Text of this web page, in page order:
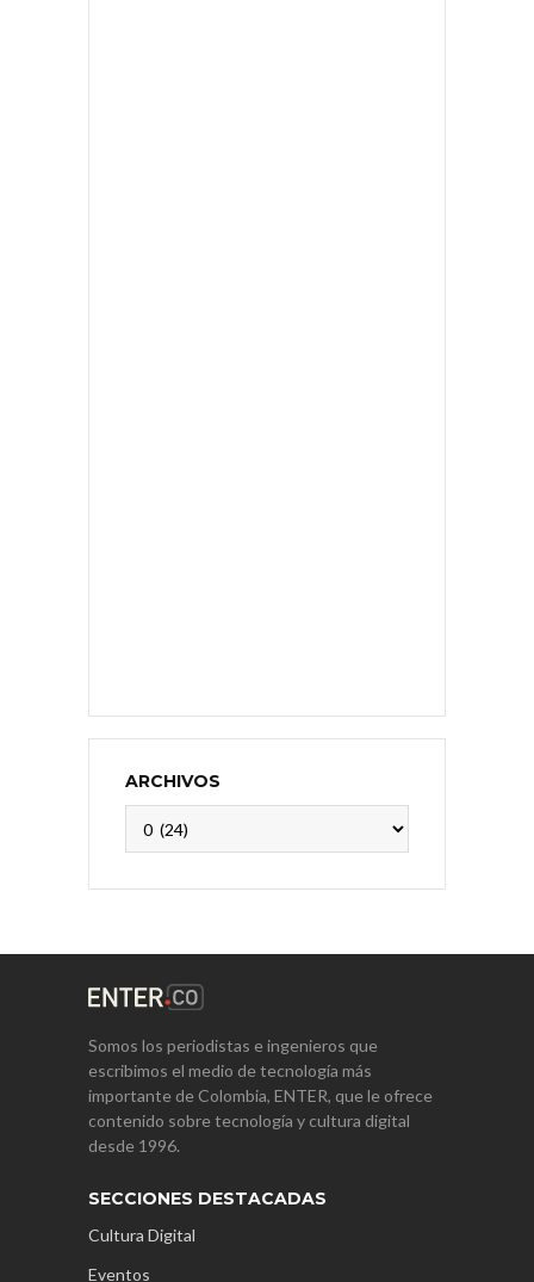
ARCHIVOS
Somos los periodistas e ingenieros que
escribimos el medio de tecnología más
importante de Colombia, ENTER, que le ofrece
contenido sobre tecnología y cultura digital
desde 1996.
SECCIONES DESTACADAS
Cultura Digital
Eventos